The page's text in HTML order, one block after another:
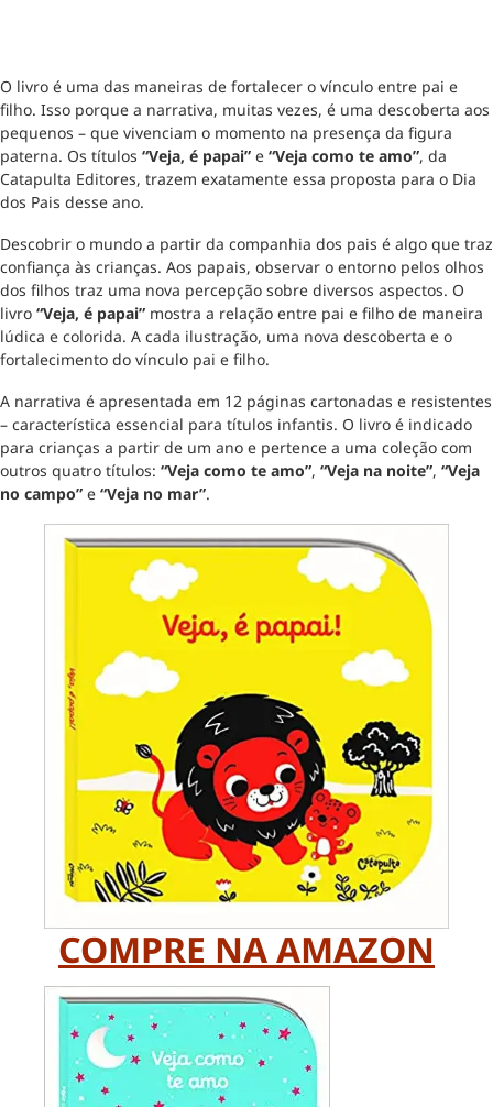
O livro é uma das maneiras de fortalecer o vínculo entre pai e
filho. Isso porque a narrativa, muitas vezes, é uma descoberta aos
pequenos – que vivenciam o momento na presença da figura
paterna. Os títulos “Veja, é papai” e “Veja como te amo”, da
Catapulta Editores, trazem exatamente essa proposta para o Dia
dos Pais desse ano.
Descobrir o mundo a partir da companhia dos pais é algo que traz
confiança às crianças. Aos papais, observar o entorno pelos olhos
dos filhos traz uma nova percepção sobre diversos aspectos. O
livro “Veja, é papai” mostra a relação entre pai e filho de maneira
lúdica e colorida. A cada ilustração, uma nova descoberta e o
fortalecimento do vínculo pai e filho.
A narrativa é apresentada em 12 páginas cartonadas e resistentes
– característica essencial para títulos infantis. O livro é indicado
para crianças a partir de um ano e pertence a uma coleção com
outros quatro títulos: “Veja como te amo”, “Veja na noite”, “Veja
no campo” e “Veja no mar”.
COMPRE NA AMAZON